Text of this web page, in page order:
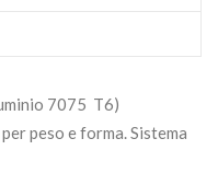
7075  T6)
peso e forma. Sistema